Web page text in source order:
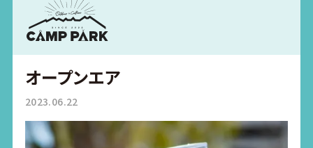
オープンエア
2023.06.22